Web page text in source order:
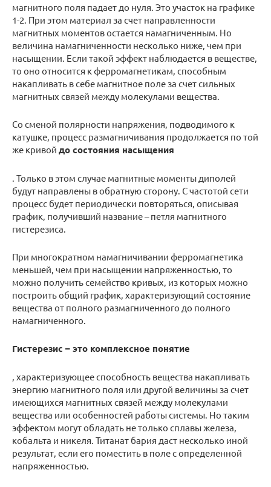
магнитного поля падает до нуля. Это участок на графике
1-2. При этом материал за счет направленности
магнитных моментов остается намагниченным. Но
величина намагниченности несколько ниже, чем при
насыщении. Если такой эффект наблюдается в веществе,
то оно относится к ферромагнетикам, способным
накапливать в себе магнитное поле за счет сильных
магнитных связей между молекулами вещества.
Со сменой полярности напряжения, подводимого к
катушке, процесс размагничивания продолжается по той
же кривой до состояния насыщения
. Только в этом случае магнитные моменты диполей
будут направлены в обратную сторону. С частотой сети
процесс будет периодически повторяться, описывая
график, получивший название – петля магнитного
гистерезиса.
При многократном намагничивании ферромагнетика
меньшей, чем при насыщении напряженностью, то
можно получить семейство кривых, из которых можно
построить общий график, характеризующий состояние
вещества от полного размагниченного до полного
намагниченного.
Гистерезис – это комплексное понятие
, характеризующее способность вещества накапливать
энергию магнитного поля или другой величины за счет
имеющихся магнитных связей между молекулами
вещества или особенностей работы системы. Но таким
эффектом могут обладать не только сплавы железа,
кобальта и никеля. Титанат бария даст несколько иной
результат, если его поместить в поле с определенной
напряженностью.